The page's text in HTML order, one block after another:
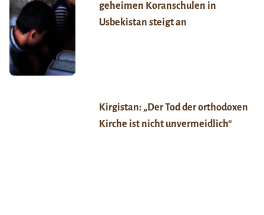
geheimen Koranschulen in
Usbekistan steigt an
Kirgistan: „Der Tod der orthodoxen
Kirche ist nicht unvermeidlich“